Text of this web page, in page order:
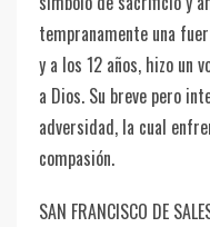
tempranamente una
y a los 12 años, hizo un
a Dios. Su breve pero
adversidad, la cual
compasión.
SAN FRANCISCO DE